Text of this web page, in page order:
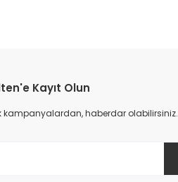
Kayıt Olun
kampanyalardan, haberdar olabilirsiniz.